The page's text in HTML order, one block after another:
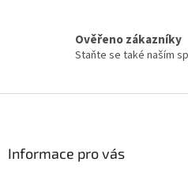
s
u
Ověřeno zákazníky
Staňte se také naším
Informace pro vás